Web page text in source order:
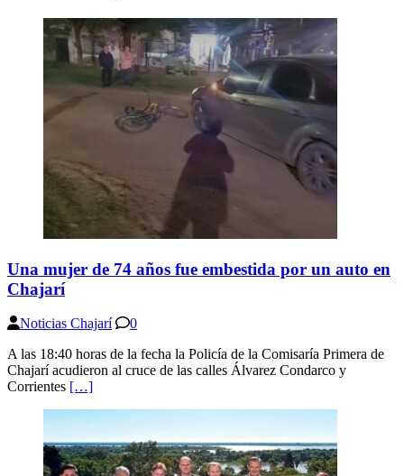
Una mujer de 74 años fue embestida por un auto en
Chajarí
Noticias Chajarí
0
A las 18:40 horas de la fecha la Policía de la Comisaría Primera de
Chajarí acudieron al cruce de las calles Álvarez Condarco y
Corrientes […]